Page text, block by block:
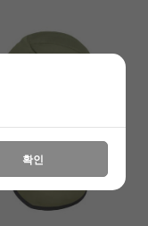
확인